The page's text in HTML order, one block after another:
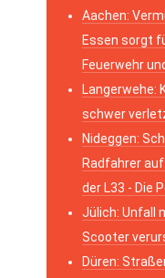
Aachen:
Essen sorgt
Feuerwehr
Langerwehe:
schwer
Nideggen:
Radfahrer
der L33 - Die
Jülich: Unfall
Scooter
Düren: